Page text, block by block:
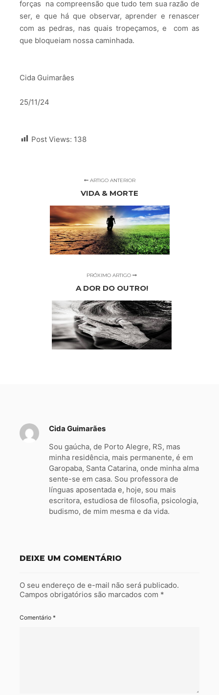
forças na compreensão que tudo tem sua razão de
ser, e que há que observar, aprender e renascer
com as pedras, nas quais tropeçamos, e com as
que bloqueiam nossa caminhada.
Cida Guimarâes
25/11/24
Post Views: 138
ARTIGO ANTERIOR
VIDA & MORTE
PRÓXIMO ARTIGO
A DOR DO OUTRO!
Cida Guimarães
Sou gaúcha, de Porto Alegre, RS, mas
minha residência, mais permanente, é em
Garopaba, Santa Catarina, onde minha alma
sente-se em casa. Sou professora de
línguas aposentada e, hoje, sou mais
escritora, estudiosa de filosofia, psicologia,
budismo, de mim mesma e da vida.
DEIXE UM COMENTÁRIO
O seu endereço de e-mail não será publicado.
Campos obrigatórios são marcados com *
Comentário *